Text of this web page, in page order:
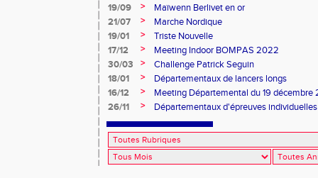
19/09
>
Maïwenn Berlivet en or
21/07
>
Marche Nordique
19/01
>
Triste Nouvelle
17/12
>
Meeting Indoor BOMPAS 2022
30/03
>
Challenge Patrick Seguin
18/01
>
Départementaux de lancers longs
16/12
>
Meeting Départemental du 19 décembre
26/11
> Départementaux d'épreuves